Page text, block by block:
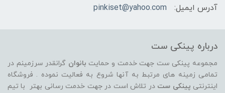
آدرس ایمیل:
pinkiset@yahoo.com
درباره پینکی ست
مجموعه پینکی ست جهت خدمت و حمایت بانوان گرانقدر سرزمینم در
تمامی زمینه های مرتبط به آنها شروع به فعالیت نموده . فروشگاه
اینترنتی پینکی ست در تلاش است در جهت خدمت رسانی بهتر با تیم